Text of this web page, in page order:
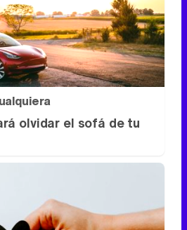
olvidar el sofá de tu